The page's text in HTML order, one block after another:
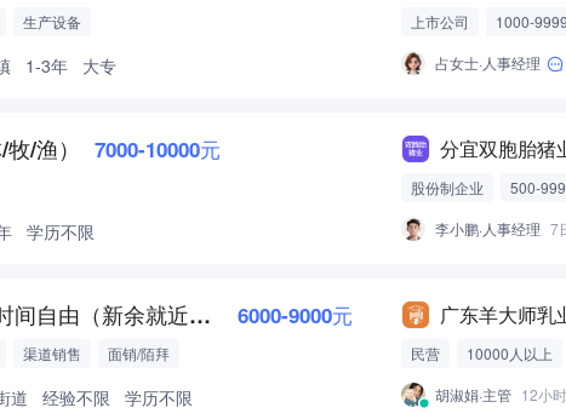
生产设备
1-3年 大专
上市公司
1000-
占女士·人事经理
/渔） 7000-10000元
学历不限
分宜双胞胎猪
股份制企业 500-999
李小鹏·人事经理 7
7500饮料零售+时间自由（新余就近安排） 6000-9000元
渠道销售 面销/陌拜
道 经验不限 学历不限
广东羊大师乳
民营
10000人以上
胡淑娟·主管 12小